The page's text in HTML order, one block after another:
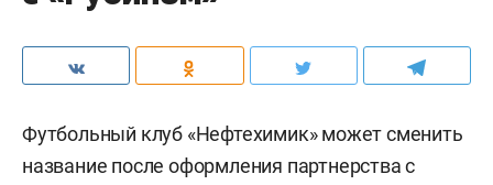
Футбольный клуб «Нефтехимик» может сменить
название после оформления партнерства с